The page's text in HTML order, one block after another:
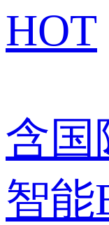
HOT
含国
智能